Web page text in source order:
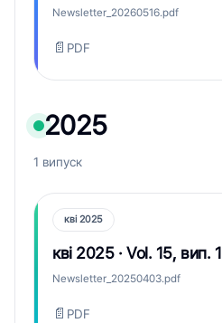
Newsletter_20260516.pdf
📄 PDF
2025
1 випуск
кві 2025
кві 2025 · Vol. 15, вип. 1
Newsletter_20250403.pdf
📄 PDF